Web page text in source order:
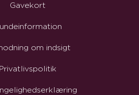
Gavekort
om indsigt
Privatlivspolitik